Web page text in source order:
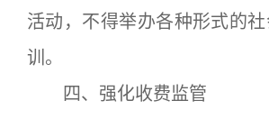
活动，不得举办各种形式的
训。
四、强化收费监管